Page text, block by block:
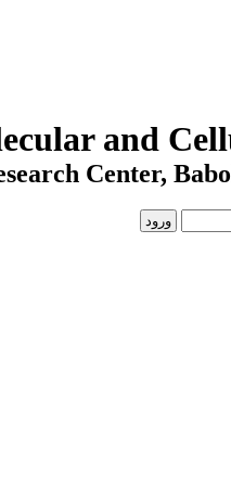
and
Center,